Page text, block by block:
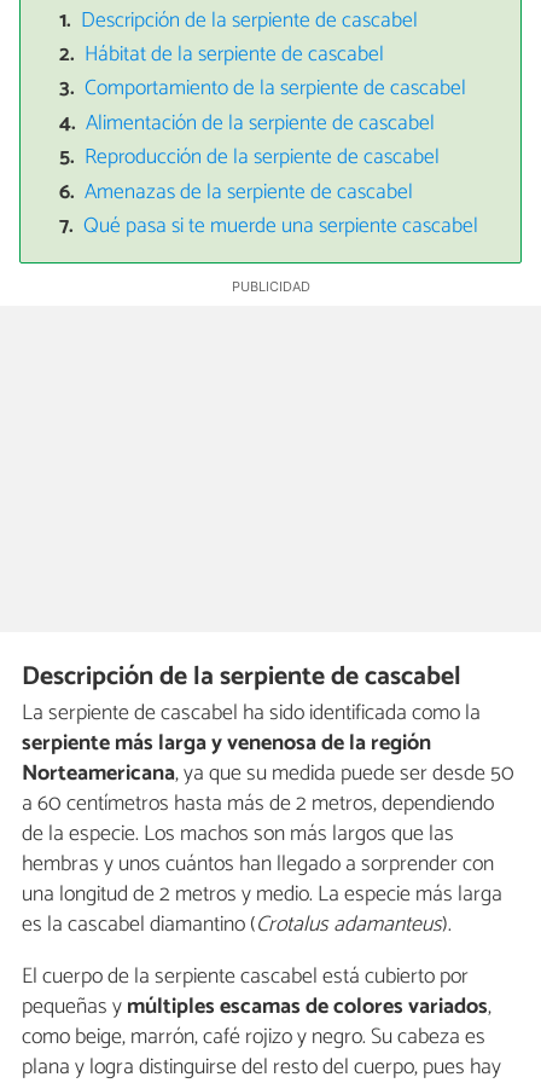
Descripción de la serpiente de cascabel
Hábitat de la serpiente de cascabel
Comportamiento de la serpiente de cascabel
Alimentación de la serpiente de cascabel
Reproducción de la serpiente de cascabel
Amenazas de la serpiente de cascabel
Qué pasa si te muerde una serpiente cascabel
Descripción de la serpiente de cascabel
La serpiente de cascabel ha sido identificada como la
serpiente más larga y venenosa de la región
Norteamericana, ya que su medida puede ser desde 50
a 60 centímetros hasta más de 2 metros, dependiendo
de la especie. Los machos son más largos que las
hembras y unos cuántos han llegado a sorprender con
una longitud de 2 metros y medio. La especie más larga
es la cascabel diamantino (Crotalus adamanteus).
El cuerpo de la serpiente cascabel está cubierto por
pequeñas ymúltiples escamas de colores variados,
como beige, marrón, café rojizo y negro. Su cabeza es
plana y logra distinguirse del resto del cuerpo, pues hay